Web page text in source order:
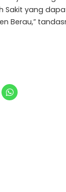
Sakit yang
Berau,”